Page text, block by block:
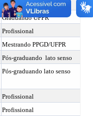
Profissional
Graduando UFPR
Profissional
Mestrando PPGD/UFPR
Pós-graduando lato senso
Pós-graduando lato senso
Profissional
Profissional